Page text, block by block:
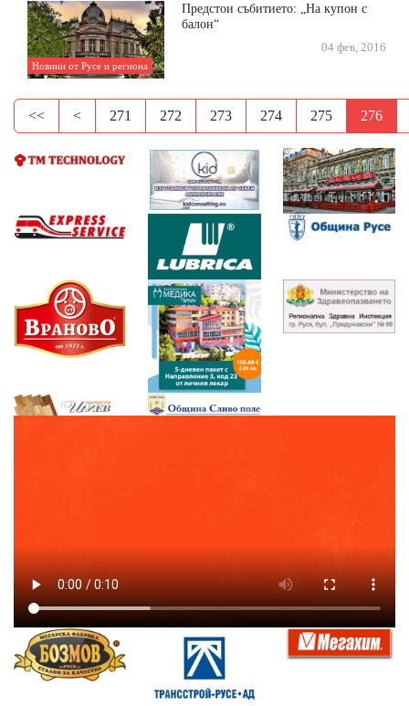
Новини от Русе и региона
Предстои събитието: „На купон с
балон“
04 фев, 2016
<< < 271 272 273 274 275 276